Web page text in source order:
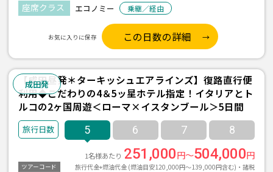
座席クラス エコノミー 乗継／経由
お気に入りに保存 この日数の詳細
成田発
【成田昼発＊ターキッシュエアラインズ】復路直行便
利用◆こだわりの4＆5ッ星ホテル指定！イタリアとト
ルコの2ヶ国周遊＜ローマ×イスタンブール＞5日間
5 6 7 8
ツアーコード
1名様あたり 251,000円～504,000円
旅行代金+燃油代金 (燃油目安120,000円～139,000円含む)・諸税